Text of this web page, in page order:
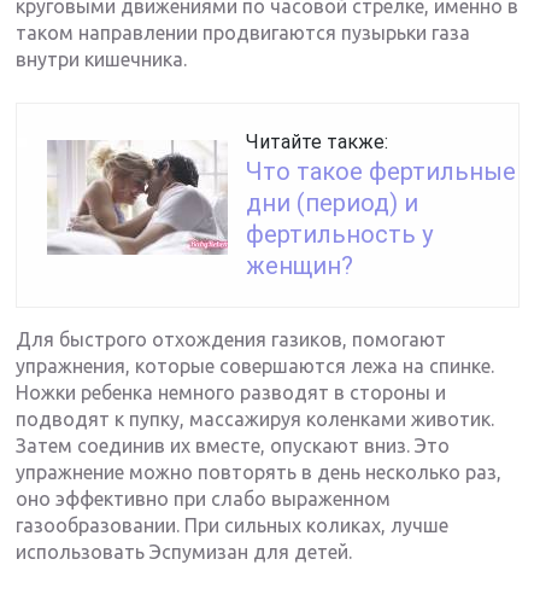
круговыми движениями по часовой стрелке, именно в
таком направлении продвигаются пузырьки газа
внутри кишечника.
Читайте также:
Что такое фертильные
дни (период) и
фертильность у
женщин?
Для быстрого отхождения газиков, помогают
упражнения, которые совершаются лежа на спинке.
Ножки ребенка немного разводят в стороны и
подводят к пупку, массажируя коленками животик.
Затем соединив их вместе, опускают вниз. Это
упражнение можно повторять в день несколько раз,
оно эффективно при слабо выраженном
газообразовании. При сильных коликах, лучше
использовать Эспумизан для детей.